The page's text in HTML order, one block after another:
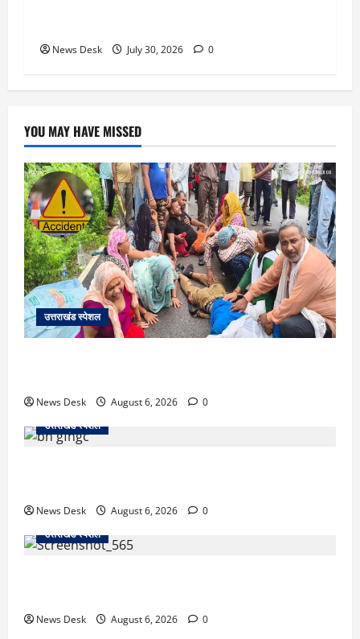
News Desk July 30, 2026 0
YOU MAY HAVE MISSED
उत्तराखंड स्पेशल
News Desk August 6, 2026
0
उत्तराखंड स्पेशल
News Desk August 6, 2026
0
उत्तराखंड स्पेशल
News Desk August 6, 2026
0